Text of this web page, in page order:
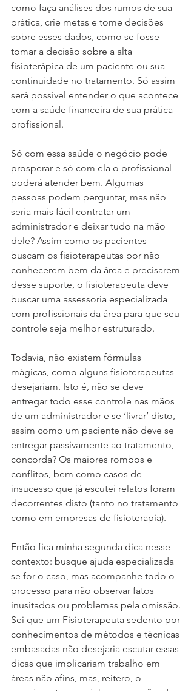
como faça análises dos rumos de sua
prática, crie metas e tome decisões
sobre esses dados, como se fosse
tomar a decisão sobre a alta
fisioterápica de um paciente ou sua
continuidade no tratamento. Só assim
será possível entender o que acontece
com a saúde financeira de sua prática
profissional.
Só com essa saúde o negócio pode
prosperar e só com ela o profissional
poderá atender bem. Algumas
pessoas podem perguntar, mas não
seria mais fácil contratar um
administrador e deixar tudo na mão
dele? Assim como os pacientes
buscam os fisioterapeutas por não
conhecerem bem da área e precisarem
desse suporte, o fisioterapeuta deve
buscar uma assessoria especializada
com profissionais da área para que seu
controle seja melhor estruturado.
Todavia, não existem fórmulas
mágicas, como alguns fisioterapeutas
desejariam. Isto é, não se deve
entregar todo esse controle nas mãos
de um administrador e se ‘livrar’ disto,
assim como um paciente não deve se
entregar passivamente ao tratamento,
concorda? Os maiores rombos e
conflitos, bem como casos de
insucesso que já escutei relatos foram
decorrentes disto (tanto no tratamento
como em empresas de fisioterapia).
Então fica minha segunda dica nesse
contexto: busque ajuda especializada
se for o caso, mas acompanhe todo o
processo para não observar fatos
inusitados ou problemas pela omissão.
Sei que um Fisioterapeuta sedento por
conhecimentos de métodos e técnicas
embasadas não desejaria escutar essas
dicas que implicariam trabalho em
áreas não afins, mas, reitero, o